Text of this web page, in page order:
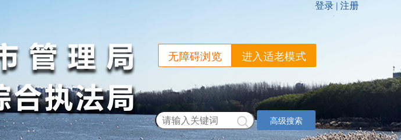
无障碍浏览 进入适老模式
高级搜索